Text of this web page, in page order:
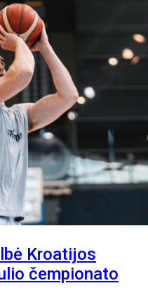
Kroatijos
čempionato